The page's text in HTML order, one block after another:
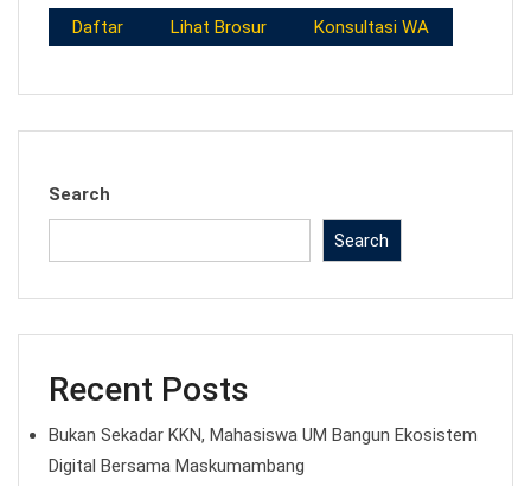
Daftar Lihat Brosur Konsultasi WA
Search
Search
Recent Posts
Bukan Sekadar KKN, Mahasiswa UM Bangun Ekosistem
Digital Bersama Maskumambang